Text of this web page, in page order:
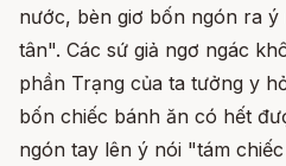
nước, bèn giơ bốn ngón ra
tân". Các sứ giả ngơ ngác
phần Trạng của ta tưởng y
bốn chiếc bánh ăn có hết
ngón tay lên ý nói "tám